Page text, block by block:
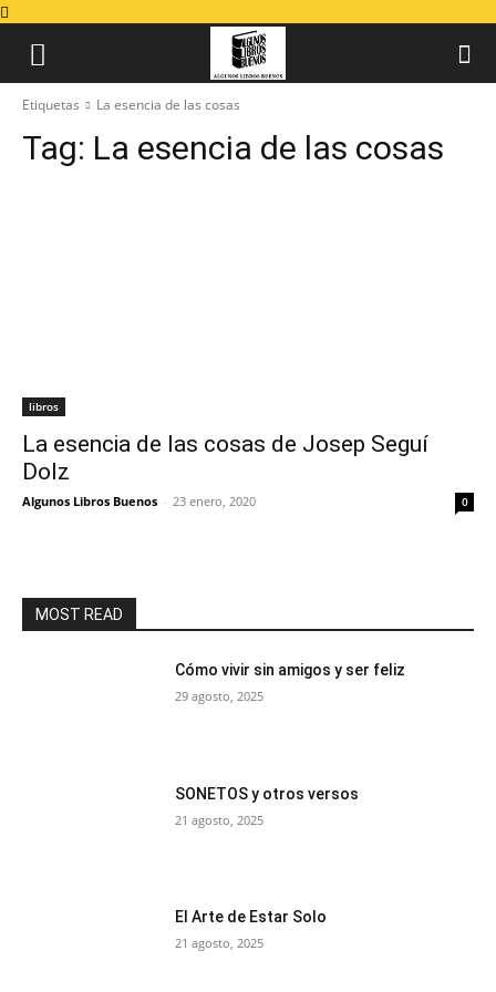
Etiquetas La esencia de las cosas
Tag: La esencia de las cosas
libros
La esencia de las cosas de Josep Seguí
Dolz
Algunos Libros Buenos - 23 enero, 2020 0
MOST READ
Cómo vivir sin amigos y ser feliz
29 agosto, 2025
SONETOS y otros versos
21 agosto, 2025
El Arte de Estar Solo
21 agosto, 2025